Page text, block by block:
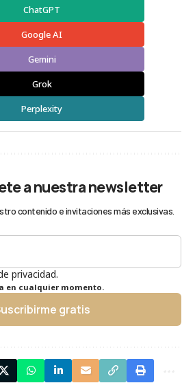
ChatGPT
Google AI
Gemini
Grok
Perplexity
a nuestra newsletter
contenido e invitaciones más exclusivas.
privacidad.
en cualquier momento.
gratis